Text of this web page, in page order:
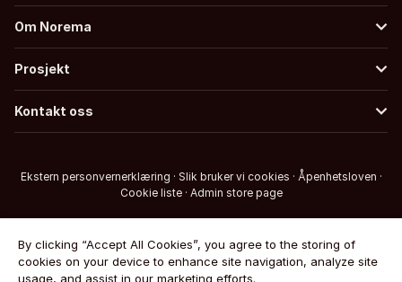
Om Norema
Prosjekt
Kontakt oss
Ekstern personvernerklæring · Slik bruker vi cookies · Åpenhetsloven ·
Cookie liste · Admin store page
By clicking “Accept All Cookies”, you agree to the storing of
cookies on your device to enhance site navigation, analyze site
usage, and assist in our marketing efforts.